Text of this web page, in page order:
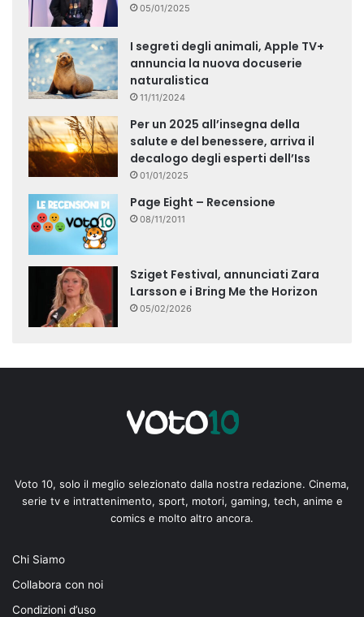
05/01/2025
I segreti degli animali, Apple TV+
annuncia la nuova docuserie
naturalistica
11/11/2024
Per un 2025 all’insegna della
salute e del benessere, arriva il
decalogo degli esperti dell’Iss
01/01/2025
Page Eight – Recensione
08/11/2011
Sziget Festival, annunciati Zara
Larsson e i Bring Me the Horizon
05/02/2026
Voto 10, solo il meglio selezionato dalla nostra redazione. Cinema,
serie tv e intrattenimento, sport, motori, gaming, tech, anime e
comics e molto altro ancora.
Chi Siamo
Collabora con noi
Condizioni d’uso